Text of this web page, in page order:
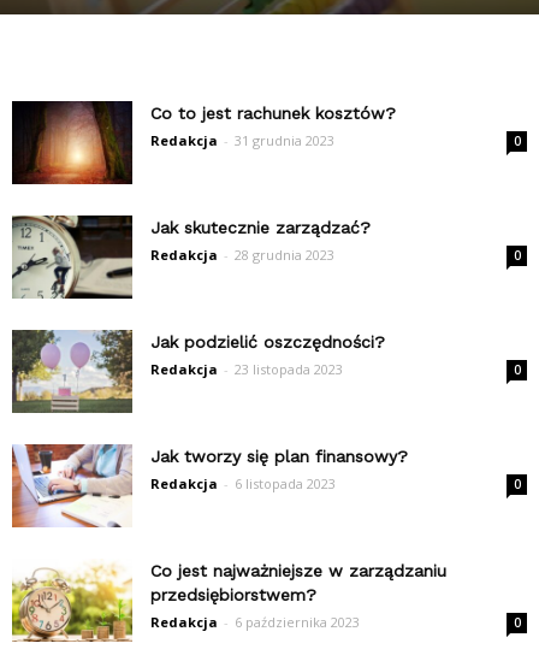
Co to jest rachunek kosztów?
Redakcja - 31 grudnia 2023 0
Jak skutecznie zarządzać?
Redakcja - 28 grudnia 2023 0
Jak podzielić oszczędności?
Redakcja - 23 listopada 2023 0
Jak tworzy się plan finansowy?
Redakcja - 6 listopada 2023 0
Co jest najważniejsze w zarządzaniu
przedsiębiorstwem?
Redakcja - 6 października 2023 0